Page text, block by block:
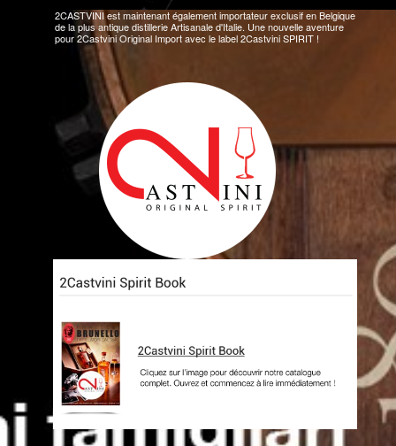
2CASTVINI est maintenant également importateur exclusif en Belgique
de la plus antique distillerie Artisanale d'Italie. Une nouvelle aventure
pour 2Castvini Original Import avec le label 2Castvini SPIRIT !